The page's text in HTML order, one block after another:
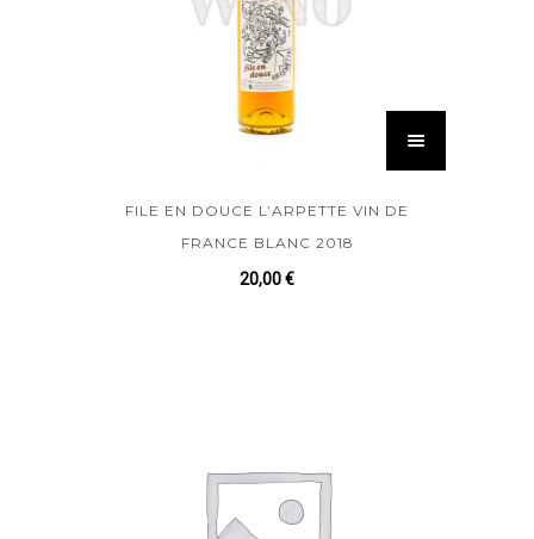
FILE EN DOUCE L’ARPETTE VIN DE
FRANCE BLANC 2018
20,00€